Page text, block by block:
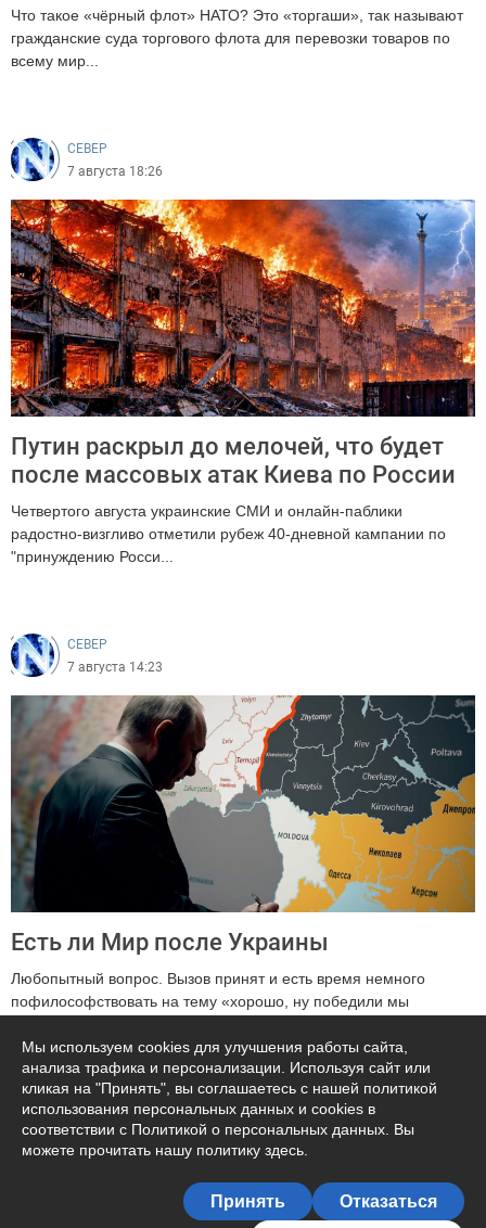
Что такое «чёрный флот» НАТО? Это «торгаши», так называют
гражданские суда торгового флота для перевозки товаров по
всему мир...
CEВЕР
7 августа 18:26
Путин раскрыл до мелочей, что будет
после массовых атак Киева по России
Четвертого августа украинские СМИ и онлайн-паблики
радостно-визгливо отметили рубеж 40-дневной кампании по
"принуждению Росси...
CEВЕР
7 августа 14:23
Есть ли Мир после Украины
Любопытный вопрос. Вызов принят и есть время немного
пофилософствовать на тему «хорошо, ну победили мы
Мы используем cookies для улучшения работы сайта,
анализа трафика и персонализации. Используя сайт или
кликая на "Принять", вы соглашаетесь с нашей политикой
использования персональных данных и cookies в
соответствии с Политикой о персональных данных. Вы
можете прочитать нашу политику здесь
Принять Отказаться